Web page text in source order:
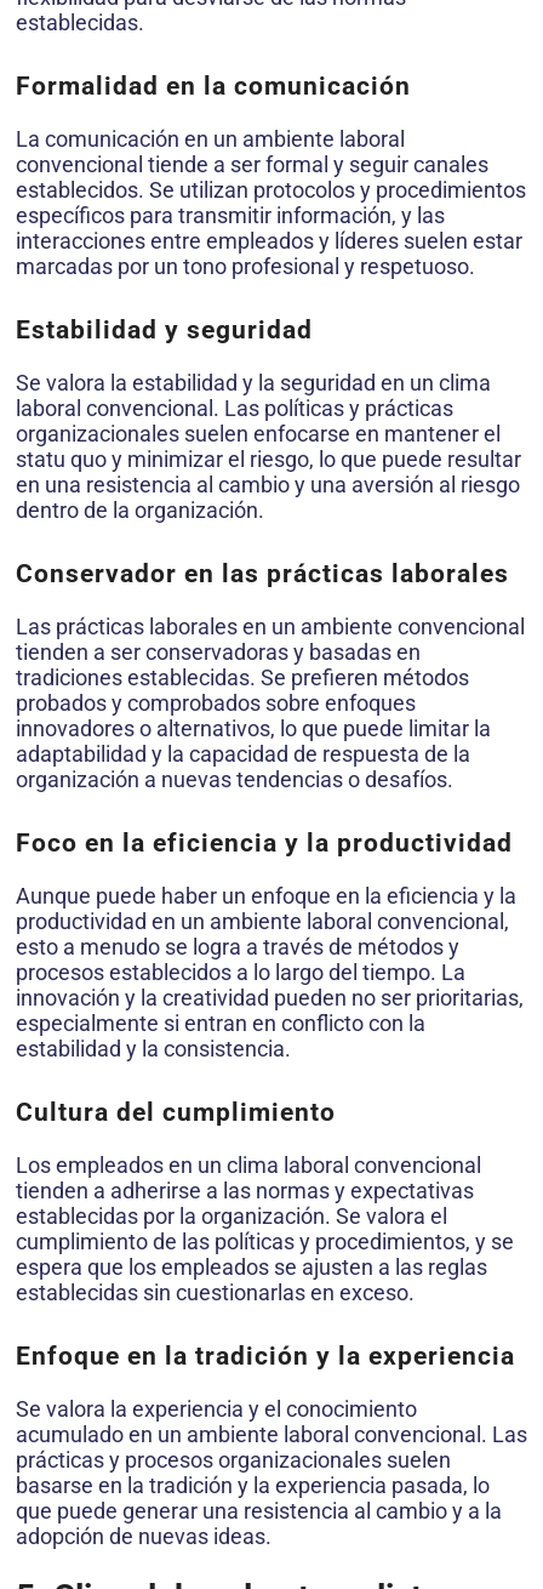
establecidas.
Formalidad en la comunicación
La comunicación en un ambiente laboral
convencional tiende a ser formal y seguir canales
establecidos. Se utilizan protocolos y procedimientos
específicos para transmitir información, y las
interacciones entre empleados y líderes suelen estar
marcadas por un tono profesional y respetuoso.
Estabilidad y seguridad
Se valora la estabilidad y la seguridad en un clima
laboral convencional. Las políticas y prácticas
organizacionales suelen enfocarse en mantener el
statu quo y minimizar el riesgo, lo que puede resultar
en una resistencia al cambio y una aversión al riesgo
dentro de la organización.
Conservador en las prácticas laborales
Las prácticas laborales en un ambiente convencional
tienden a ser conservadoras y basadas en
tradiciones establecidas. Se prefieren métodos
probados y comprobados sobre enfoques
innovadores o alternativos, lo que puede limitar la
adaptabilidad y la capacidad de respuesta de la
organización a nuevas tendencias o desafíos.
Foco en la eficiencia y la productividad
Aunque puede haber un enfoque en la eficiencia y la
productividad en un ambiente laboral convencional,
esto a menudo se logra a través de métodos y
procesos establecidos a lo largo del tiempo. La
innovación y la creatividad pueden no ser prioritarias,
especialmente si entran en conflicto con la
estabilidad y la consistencia.
Cultura del cumplimiento
Los empleados en un clima laboral convencional
tienden a adherirse a las normas y expectativas
establecidas por la organización. Se valora el
cumplimiento de las políticas y procedimientos, y se
espera que los empleados se ajusten a las reglas
establecidas sin cuestionarlas en exceso.
Enfoque en la tradición y la experiencia
Se valora la experiencia y el conocimiento
acumulado en un ambiente laboral convencional. Las
prácticas y procesos organizacionales suelen
basarse en la tradición y la experiencia pasada, lo
que puede generar una resistencia al cambio y a la
adopción de nuevas ideas.